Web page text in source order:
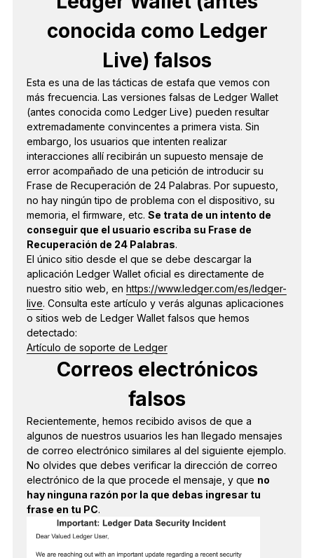
conocida como Ledger
Live) falsos
Esta es una de las tácticas de estafa que vemos con
más frecuencia. Las versiones falsas de Ledger Wallet
(antes conocida como Ledger Live) pueden resultar
extremadamente convincentes a primera vista. Sin
embargo, los usuarios que intenten realizar
interacciones allí recibirán un supuesto mensaje de
error acompañado de una petición de introducir su
Frase de Recuperación de 24 Palabras. Por supuesto,
no hay ningún tipo de problema con el dispositivo, su
memoria, el firmware, etc. Se trata de un intento de
conseguir que el usuario escriba su Frase de
Recuperación de 24 Palabras.
El único sitio desde el que se debe descargar la
aplicación Ledger Wallet oficial es directamente de
nuestro sitio web, en https://www.ledger.com/es/ledger-
live. Consulta este artículo y verás algunas aplicaciones
o sitios web de Ledger Wallet falsos que hemos
detectado:
Artículo de soporte de Ledger
Correos electrónicos
falsos
Recientemente, hemos recibido avisos de que a
algunos de nuestros usuarios les han llegado mensajes
de correo electrónico similares al del siguiente ejemplo.
No olvides que debes verificar la dirección de correo
electrónico de la que procede el mensaje, y que no
hay ninguna razón por la que debas ingresar tu
frase en tu PC.